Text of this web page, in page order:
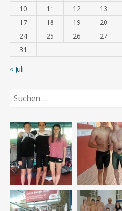
10
11 12 13
17
18 19 20
24
25 26 27
31
« Juli
Suchen
nach: